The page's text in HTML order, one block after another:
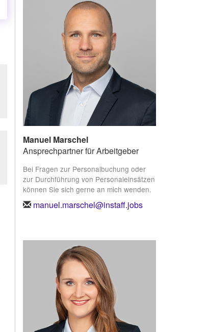
Manuel Marschel
Ansprechpartner für Arbeitgeber
Bei Fragen zur Personalbuchung oder
zur Durchführung von Personaleinsätzen
können Sie sich gerne an mich wenden.
manuel.marschel@instaff.jobs